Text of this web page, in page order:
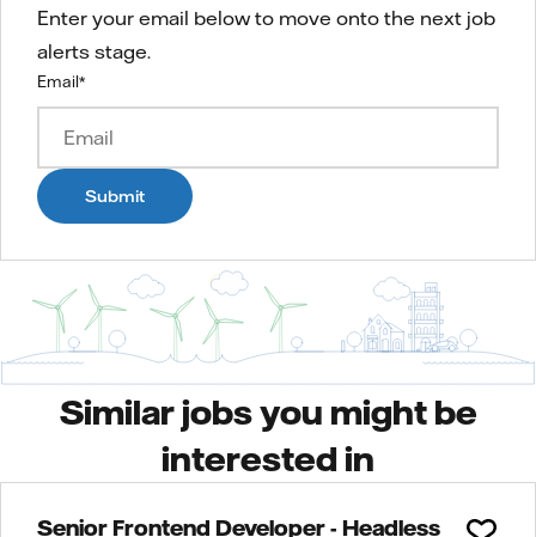
Enter your email below to move onto the next job
alerts stage.
Email*
Submit
Similar jobs you might be
interested in
Senior Frontend Developer - Headless